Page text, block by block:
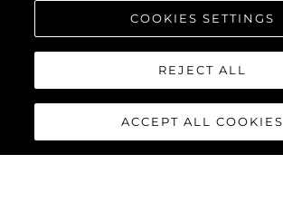
COOKIES SETTINGS
REJECT ALL
ACCEPT ALL COOKIES